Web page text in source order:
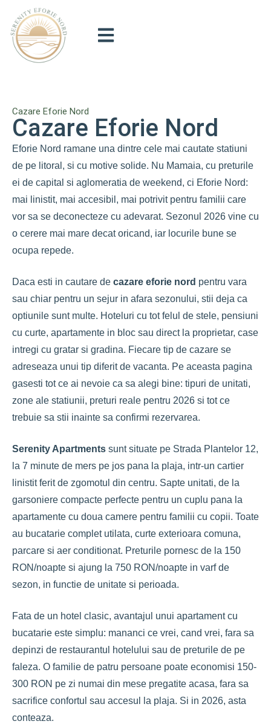
Cazare Eforie Nord
Cazare Eforie Nord
Eforie Nord ramane una dintre cele mai cautate statiuni
de pe litoral, si cu motive solide. Nu Mamaia, cu preturile
ei de capital si aglomeratia de weekend, ci Eforie Nord:
mai linistit, mai accesibil, mai potrivit pentru familii care
vor sa se deconecteze cu adevarat. Sezonul 2026 vine cu
o cerere mai mare decat oricand, iar locurile bune se
ocupa repede.
Daca esti in cautare de cazare eforie nord pentru vara
sau chiar pentru un sejur in afara sezonului, stii deja ca
optiunile sunt multe. Hoteluri cu tot felul de stele, pensiuni
cu curte, apartamente in bloc sau direct la proprietar, case
intregi cu gratar si gradina. Fiecare tip de cazare se
adreseaza unui tip diferit de vacanta. Pe aceasta pagina
gasesti tot ce ai nevoie ca sa alegi bine: tipuri de unitati,
zone ale statiunii, preturi reale pentru 2026 si tot ce
trebuie sa stii inainte sa confirmi rezervarea.
Serenity Apartments sunt situate pe Strada Plantelor 12,
la 7 minute de mers pe jos pana la plaja, intr-un cartier
linistit ferit de zgomotul din centru. Sapte unitati, de la
garsoniere compacte perfecte pentru un cuplu pana la
apartamente cu doua camere pentru familii cu copii. Toate
au bucatarie complet utilata, curte exterioara comuna,
parcare si aer conditionat. Preturile pornesc de la 150
RON/noapte si ajung la 750 RON/noapte in varf de
sezon, in functie de unitate si perioada.
Fata de un hotel clasic, avantajul unui apartament cu
bucatarie este simplu: mananci ce vrei, cand vrei, fara sa
depinzi de restaurantul hotelului sau de preturile de pe
faleza. O familie de patru persoane poate economisi 150-
300 RON pe zi numai din mese pregatite acasa, fara sa
sacrifice confortul sau accesul la plaja. Si in 2026, asta
conteaza.